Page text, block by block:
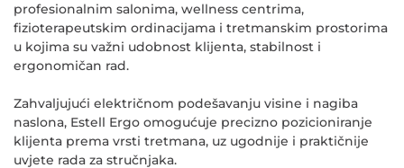
profesionalnim salonima, wellness centrima,
fizioterapeutskim ordinacijama i tretmanskim prostorima
u kojima su važni udobnost klijenta, stabilnost i
ergonomičan rad.
Zahvaljujući električnom podešavanju visine i nagiba
naslona, Estell Ergo omogućuje precizno pozicioniranje
klijenta prema vrsti tretmana, uz ugodnije i praktičnije
uvjete rada za stručnjaka.